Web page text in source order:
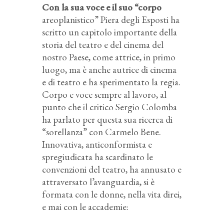
Con la sua voce e il suo “corpo
areoplanistico” Piera degli Esposti ha
scritto un capitolo importante della
storia del teatro e del cinema del
nostro Paese, come attrice, in primo
luogo, ma è anche autrice di cinema
e di teatro e ha sperimentato la regia.
Corpo e voce sempre al lavoro, al
punto che il critico Sergio Colomba
ha parlato per questa sua ricerca di
“sorellanza” con Carmelo Bene.
Innovativa, anticonformista e
spregiudicata ha scardinato le
convenzioni del teatro, ha annusato e
attraversato l’avanguardia, si è
formata con le donne, nella vita direi,
e mai con le accademie: